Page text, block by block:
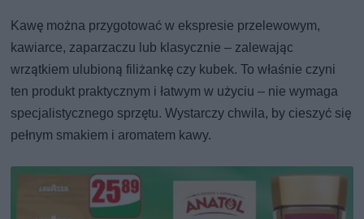
Kawę można przygotować w ekspresie przelewowym,
kawiarce, zaparzaczu lub klasycznie – zalewając
wrzątkiem ulubioną filiżankę czy kubek. To właśnie czyni
ten produkt praktycznym i łatwym w użyciu – nie wymaga
specjalistycznego sprzętu. Wystarczy chwila, by cieszyć się
pełnym smakiem i aromatem kawy.